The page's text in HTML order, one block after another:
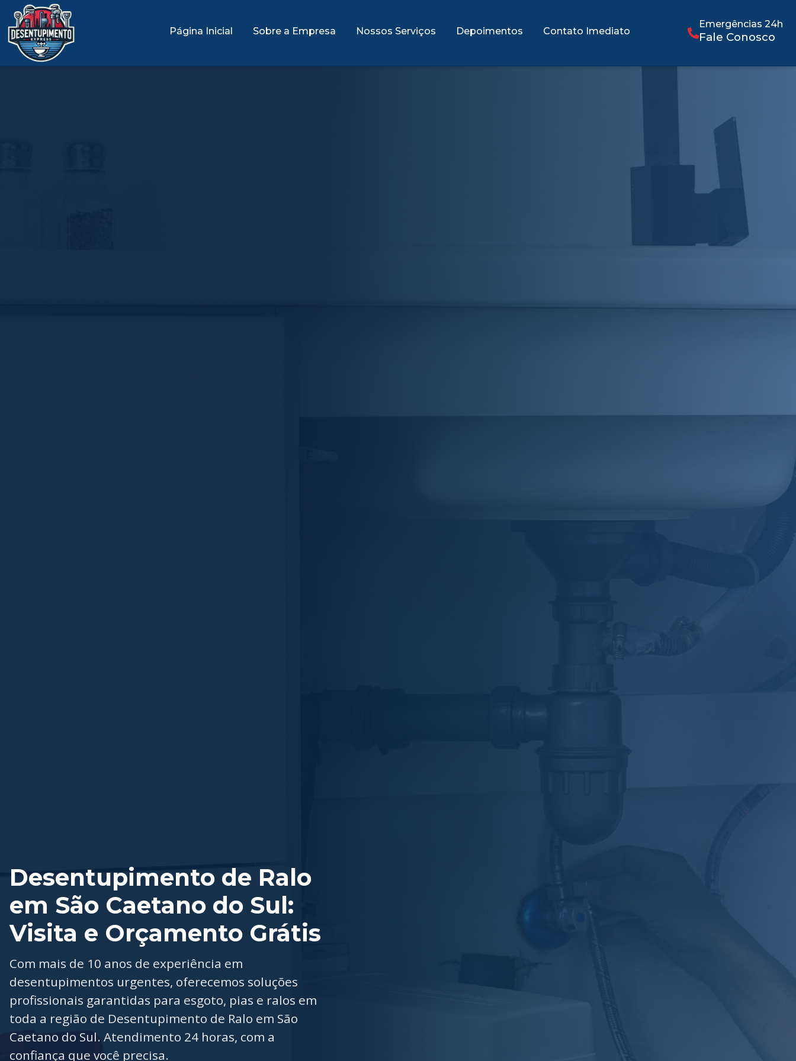
Página Inicial Sobre a Empresa Nossos Serviços Depoimentos Contato Imediato
Emergências 24h
Fale Conosco
Desentupimento de Ralo
em São Caetano do Sul:
Visita e Orçamento Grátis
Com mais de 10 anos de experiência em
desentupimentos urgentes, oferecemos soluções
profissionais garantidas para esgoto, pias e ralos em
toda a região de Desentupimento de Ralo em São
Caetano do Sul. Atendimento 24 horas, com a
confiança que você precisa.